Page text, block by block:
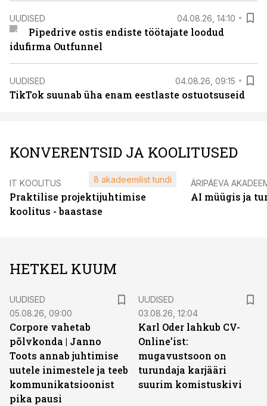
UUDISED 04.08.26, 14:10
Pipedrive ostis endiste töötajate loodud
idufirma Outfunnel
UUDISED 04.08.26, 09:15
TikTok suunab üha enam eestlaste ostuotsuseid
KONVERENTSID JA KOOLITUSED
IT KOOLITUS
Praktilise projektijuhtimise
koolitus - baastase
8 akadeemilist tundi ÄRIPÄEVA
AI müügis ja
HETKEL KUUM
UUDISED
05.08.26, 09:00
Corpore vahetab
põlvkonda | Janno
Toots annab juhtimise
uutele inimestele ja teeb
kommunikatsioonist
pika pausi
UUDISED
03.08.26, 12:04
Karl Oder lahkub CV-
Online’ist:
mugavustsoon on
turundaja karjääri
suurim komistuskivi